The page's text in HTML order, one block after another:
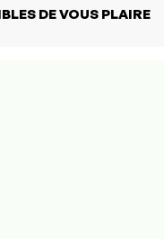
DE VOUS PLAIRE